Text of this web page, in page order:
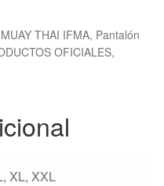
MUAY THAI IFMA, Pantalón
OFICIALES,
XL, XXL